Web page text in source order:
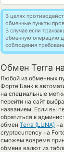
В целях
обменные пункты
В случае если
обменную операцию
соблюдения
Обмен Terra
Любой из обменных
Форте Банк в
на специальные
перейти на сайт
названием. Если вы
обратиться к
обмен Terra (LUNA) на
cryptocurrency на
сможем вовремя
обмена валют из